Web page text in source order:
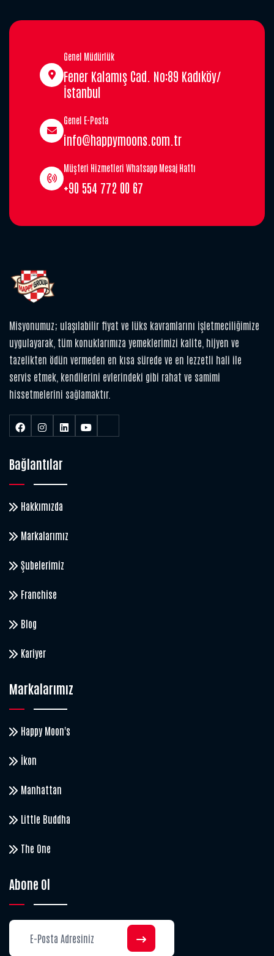
Genel Müdürlük
Fener Kalamış Cad. No:89 Kadıköy/
İstanbul
Genel E-Posta
info@happymoons.com.tr
Müşteri Hizmetleri Whatsapp Mesaj Hattı
+90 554 772 00 67
Misyonumuz; ulaşılabilir fiyat ve lüks kavramlarını işletmeciliğimize
uygulayarak, tüm konuklarımıza yemeklerimizi kalite, hijyen ve
tazelikten ödün vermeden en kısa sürede ve en lezzetli hali ile
servis etmek, kendilerini evlerindeki gibi rahat ve samimi
hissetmelerini sağlamaktır.
Bağlantılar
Hakkımızda
Markalarımız
Şubelerimiz
Franchise
Blog
Kariyer
Markalarımız
Happy Moon's
İkon
Manhattan
Little Buddha
The One
Abone Ol